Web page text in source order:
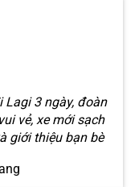
Lagi 3 ngày, đoàn
vẻ, xe mới sạch
giới thiệu bạn bè